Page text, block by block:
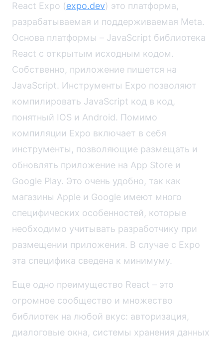
React Expo (expo.dev) это платформа,
разрабатываемая и поддерживаемая Meta.
Основа платформы – JavaScript библиотека
React с открытым исходным кодом.
Собственно, приложение пишется на
JavaScript. Инструменты Expo позволяют
компилировать JavaScript код в код,
понятный IOS и Android. Помимо
компиляции Expo включает в себя
инструменты, позволяющие размещать и
обновлять приложение на App Store и
Google Play. Это очень удобно, так как
магазины Apple и Google имеют много
специфических особенностей, которые
необходимо учитывать разработчику при
размещении приложения. В случае с Expo
эта специфика сведена к минимуму.
Еще одно преимущество React – это
огромное сообщество и множество
библиотек на любой вкус: авторизация,
диалоговые окна, системы хранения данных